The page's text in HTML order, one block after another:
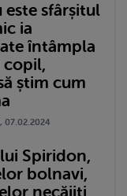
este sfârșitul
ia
întâmpla
copil,
știm cum
07.02.2024
Spiridon,
bolnavi,